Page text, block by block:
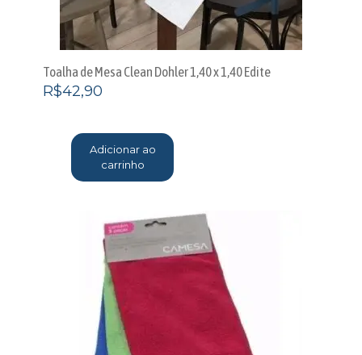
Toalha de Mesa Clean Dohler 1,40 x 1,40 Edite
R$42,90
Adicionar ao
carrinho